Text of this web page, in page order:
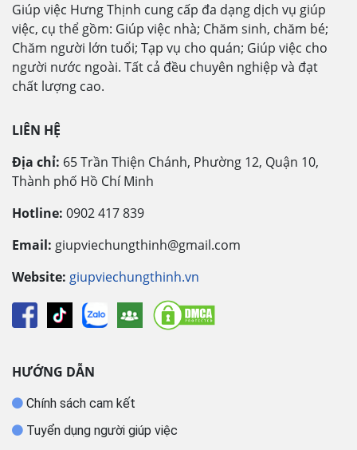
Giúp việc Hưng Thịnh cung cấp đa dạng dịch vụ giúp
việc, cụ thể gồm: Giúp việc nhà; Chăm sinh, chăm bé;
Chăm người lớn tuổi; Tạp vụ cho quán; Giúp việc cho
người nước ngoài. Tất cả đều chuyên nghiệp và đạt
chất lượng cao.
LIÊN HỆ
Địa chỉ: 65 Trần Thiện Chánh, Phường 12, Quận 10,
Thành phố Hồ Chí Minh
Hotline: 0902 417 839
Email: giupviechungthinh@gmail.com
Website: giupviechungthinh.vn
HƯỚNG DẪN
Chính sách cam kết
Tuyển dụng người giúp việc